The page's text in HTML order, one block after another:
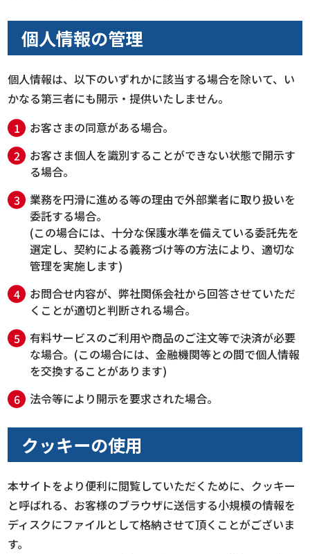
個人情報の管理
個人情報は、以下のいずれかに該当する場合を除いて、い
かなる第三者にも開示・提供いたしません。
お客さまの同意がある場合。
お客さま個人を識別することができない状態で開示す
る場合。
業務を円滑に進める等の理由で外部業者に取り扱いを
委託する場合。
(この場合には、十分な保護水準を備えている委託先を
選定し、契約による義務づけ等の方法により、適切な
管理を実施します)
お問合せ内容が、弊社関係会社から回答させていただ
くことが適切と判断される場合。
有料サービスのご利用や商品のご注文等で決済が必要
な場合。(この場合には、金融機関等との間で個人情報
を交換することがあります)
法令等により開示を要求された場合。
クッキーの使用
本サイトをより便利に閲覧していただくために、クッキー
と呼ばれる、お客様のブラウザに送信する小規模の情報を
ディスクにファイルとして格納させて頂くことがございま
す。